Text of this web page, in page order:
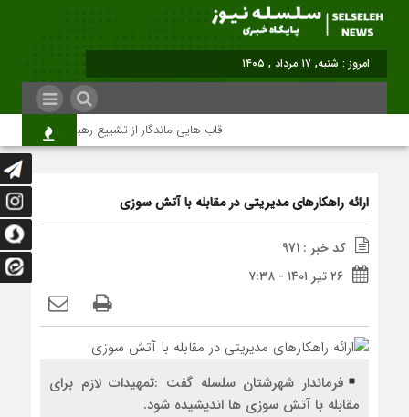
امروز : شنبه, ۱۷ مرداد , ۱۴۰۵
قاب هایی ماندگار از تشییع رهبر شهید در تهران
ارائه راهکارهای مدیریتی در مقابله با آتش سوزی
کد خبر : 971
۲۶ تیر ۱۴۰۱ - ۷:۳۸
فرماندار شهرشتان سلسله گفت :تمهیدات لازم برای
مقابله با آتش سوزی ها اندیشیده شود.